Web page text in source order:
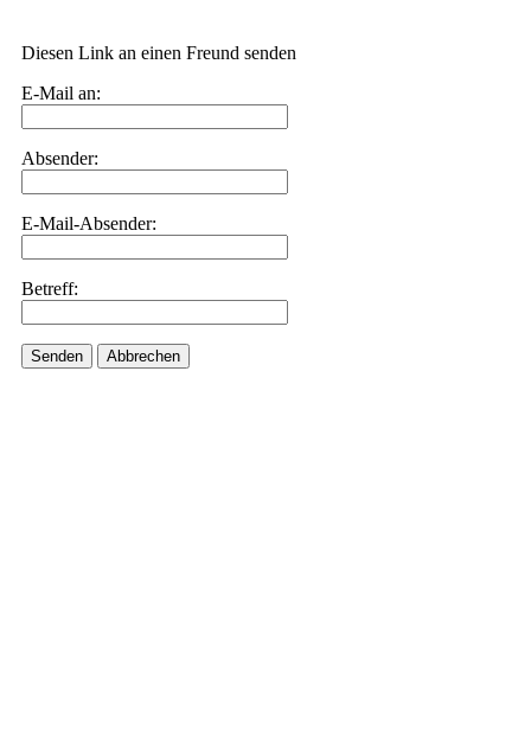
Diesen Link an einen Freund senden
E-Mail an:
Absender:
E-Mail-Absender:
Betreff:
Senden Abbrechen